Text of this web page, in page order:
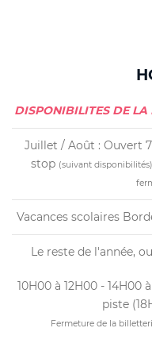
DISPONIBILITES DE LA
Juillet / Août : Ouvert
stop (suivant disponibilités)
Vacances scolaires
Le reste de l'année,
10H00 à 12H00 -
piste
Fermeture de la